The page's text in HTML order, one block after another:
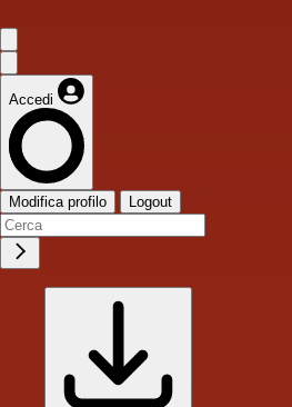
Accedi
Modifica profilo Logout